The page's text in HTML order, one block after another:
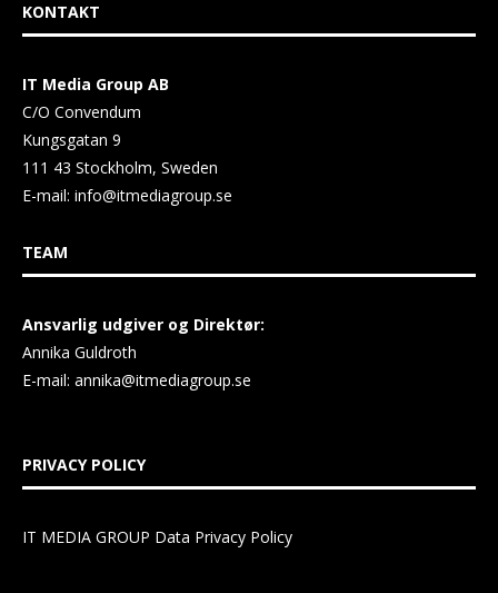
KONTAKT
IT Media Group AB
C/O Convendum
Kungsgatan 9
111 43 Stockholm, Sweden
E-mail: info@itmediagroup.se
TEAM
Ansvarlig udgiver og Direktør:
Annika Guldroth
E-mail: annika@itmediagroup.se
PRIVACY POLICY
IT MEDIA GROUP Data Privacy Policy